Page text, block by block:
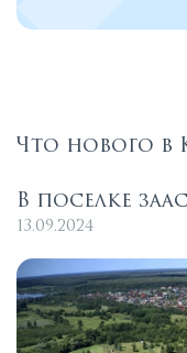
Что нового в
В поселке
13.09.2024